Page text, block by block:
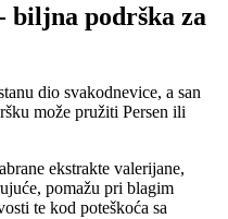
biljna podrška za
dio svakodnevice, a san
može pružiti Persen ili
ekstrakte valerijane,
pomažu pri blagim
te kod poteškoća sa